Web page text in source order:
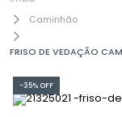
Caminhão
FRISO DE VEDAÇÃO
-35% OFF